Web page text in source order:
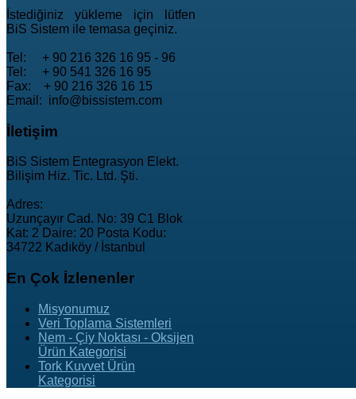
İstediğiniz yükleme için lütfen
BiS Sistem ile temasa geçiniz.
Tel: + 90 216 326 16 95 - 96
Tel: + 90 541 326 16 95
Fax: + 90 216 326 16 15
Email: info@bissistem.com
İletişim
BiS Sistem Entegrasyon Elekt.
Bilişim Hiz. Tic. Ltd. Şti.
Adres:
Uzunçayır Cad. No: 39 C1 Blok
Kat: 2 Daire: 20 Posta Kodu:
34722 Kadıköy / İstanbul
En Çok İzlenenler
Misyonumuz
Veri Toplama Sistemleri
Nem - Çiy Noktası - Oksijen
Ürün Kategorisi
Tork Kuvvet Ürün
Kategorisi